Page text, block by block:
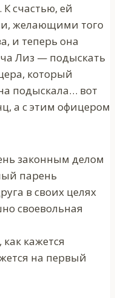
счастью, ей
желающими того
и теперь она
Лиз — подыскать
который
подыскала… вот
а с этим офицером
законным делом
парень
в своих целях
своевольная
кажется
на первый